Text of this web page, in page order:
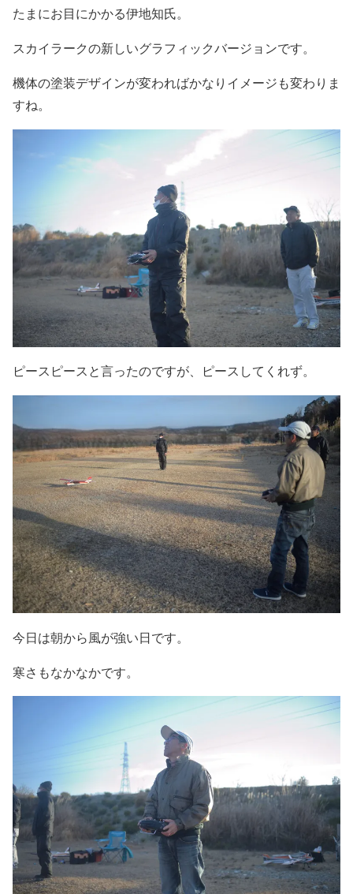
たまにお目にかかる伊地知氏。
スカイラークの新しいグラフィックバージョンです。
機体の塗装デザインが変わればかなりイメージも変わりま
すね。
ピースピースと言ったのですが、ピースしてくれず。
今日は朝から風が強い日です。
寒さもなかなかです。